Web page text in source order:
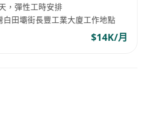
，彈性工時安排
白田壩街長豐工業大廈工作地點
$14K/月